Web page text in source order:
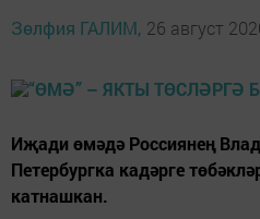
Зөлфия ГАЛИМ, 26 август
Иҗади өмәдә Россиянең
Петербургка кадәрге
катнашкан.